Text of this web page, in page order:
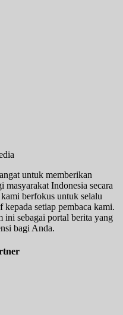
untuk memberikan
masyarakat Indonesia secara
berfokus untuk selalu
setiap pembaca kami.
ini sebagai portal berita yang
bagi Anda.